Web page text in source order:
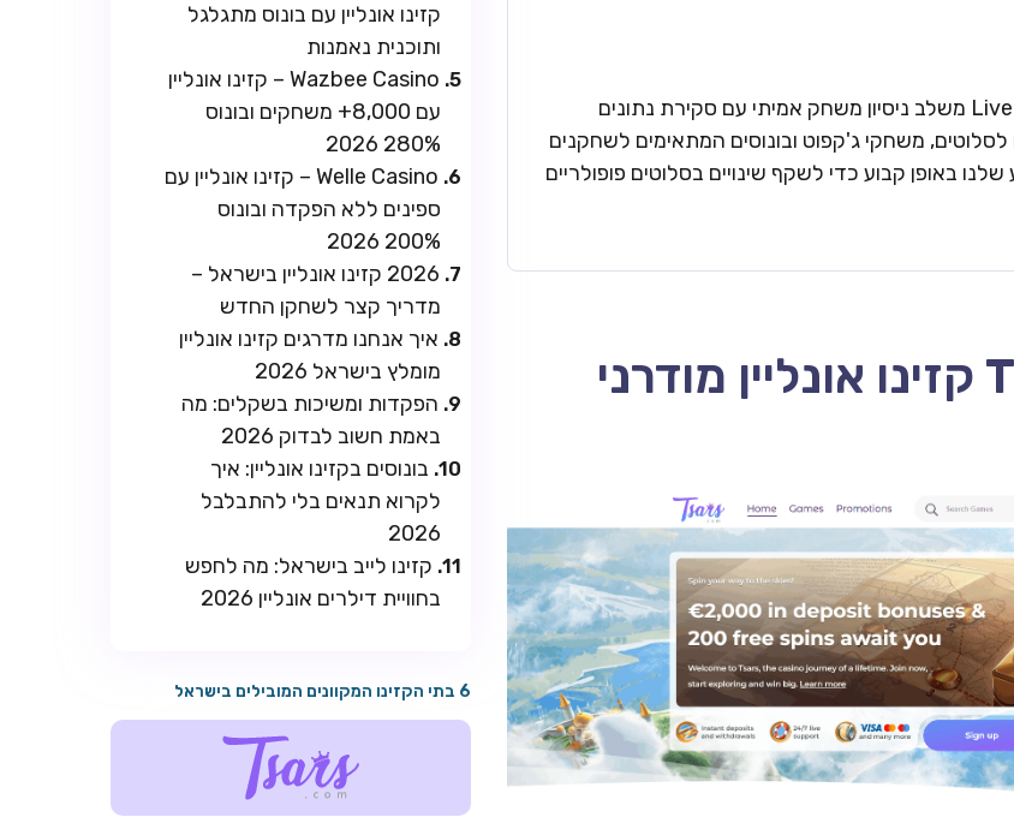
צוות העריכה של Live Casinos Israel משלב ניסיון משחק אמיתי עם סקירת נתונים
משחקי ג'קפוט ובונוסים המתאימים לשחקנים
באופן קבוע כדי לשקף שינויים בסלוטים פופולריים
TSARS CASINO – 2026 קזינו אונליין מודרני
קזינו אונליין עם בונוס מתגלגל
ותוכנית נאמנות
Wazbee Casino – קזינו אונליין
עם 8,000+ משחקים ובונוס
280% 2026
Welle Casino – קזינו אונליין עם
ספינים ללא הפקדה ובונוס
200% 2026
2026 קזינו אונליין בישראל –
מדריך קצר לשחקן החדש
איך אנחנו מדרגים קזינו אונליין
מומלץ בישראל 2026
הפקדות ומשיכות בשקלים: מה
באמת חשוב לבדוק 2026
בונוסים בקזינו אונליין: איך
לקרוא תנאים בלי להתבלבל
2026
קזינו לייב בישראל: מה לחפש
בחוויית דילרים אונליין 2026
6 בתי הקזינו המקוונים המובילים בישראל